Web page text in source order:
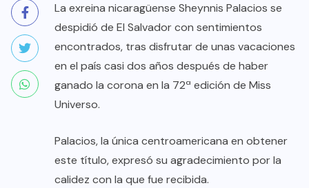
La exreina nicaragüense Sheynnis Palacios se
despidió de El Salvador con sentimientos
encontrados, tras disfrutar de unas vacaciones
en el país casi dos años después de haber
ganado la corona en la 72ª edición de Miss
Universo.
Palacios, la única centroamericana en obtener
este título, expresó su agradecimiento por la
calidez con la que fue recibida.